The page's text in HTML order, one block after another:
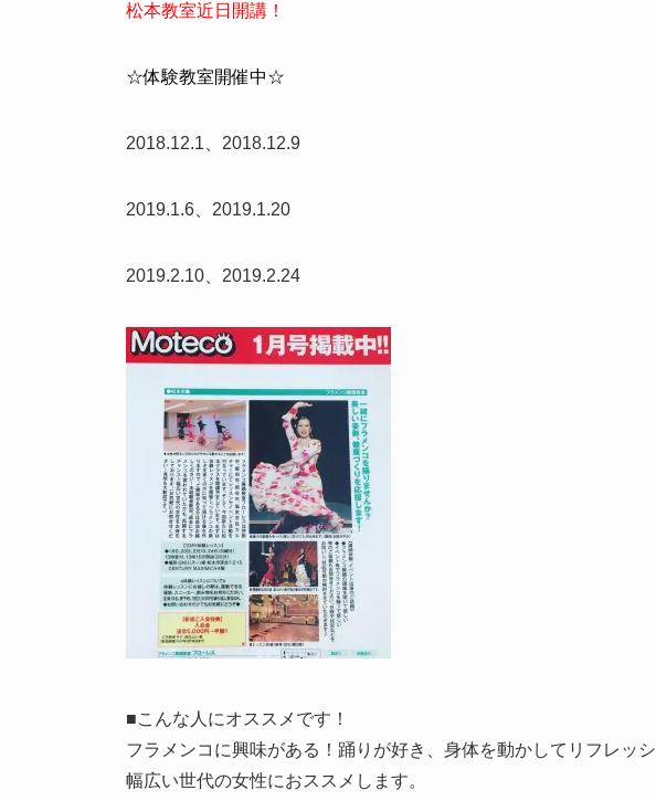
松本教室近日開講！
☆体験教室開催中☆
2018.12.1、2018.12.9
2019.1.6、2019.1.20
2019.2.10、2019.2.24
■こんな人にオススメです！
フラメンコに興味がある！踊りが好き、身体を動かしてリフレッシ
幅広い世代の女性におススメします。